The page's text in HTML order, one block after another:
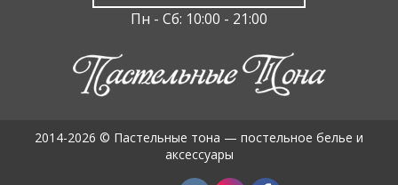
Пн - Сб: 10:00 - 21:00
2014-2026 © Пастельные тона — постельное белье и
аксессуары